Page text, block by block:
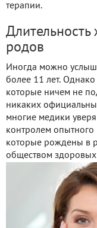
терапии.
родов
Иногда можно
более 11 лет.
которые ничем не
никаких
многие медики
контролем опытного
которые рождены в
обществом здоровых